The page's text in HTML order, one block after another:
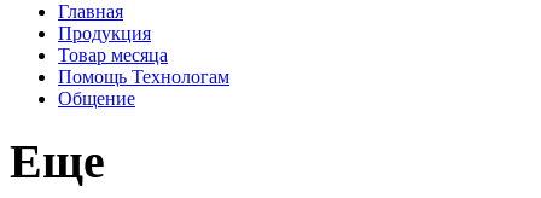
Главная
Продукция
Товар месяца
Помощь Технологам
Общение
Еще